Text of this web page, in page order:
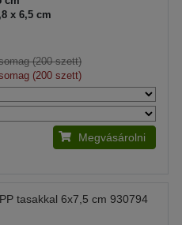
x 6,5 cm
(200 szett)
(200 szett)
Megvásárolni
tasakkal 6x7,5 cm 930794